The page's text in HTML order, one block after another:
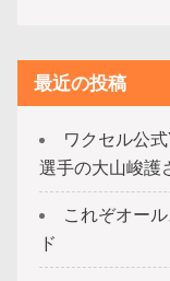
最近の投稿
ワクセル公
選手の大山峻護
これぞオー
ド